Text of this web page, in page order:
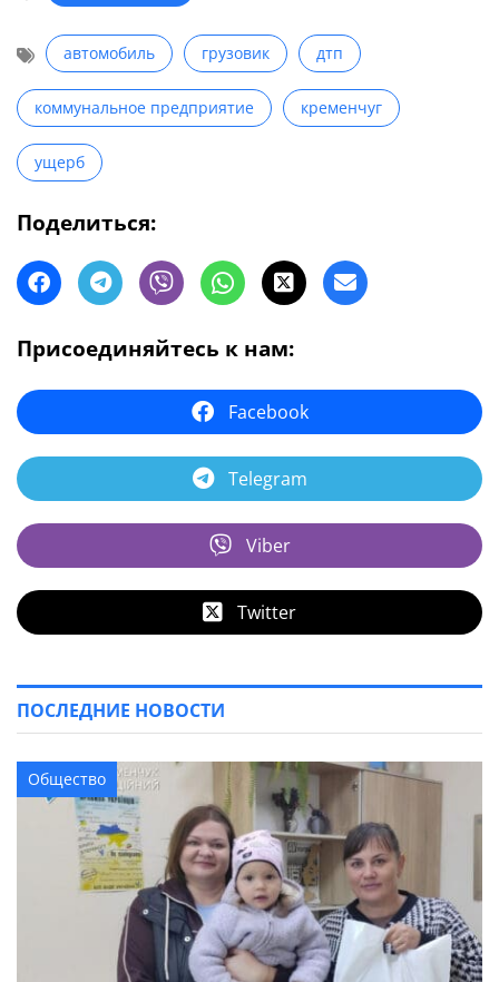
автомобиль грузовик дтп
коммунальное предприятие кременчуг
ущерб
Поделиться:
Присоединяйтесь к нам:
Facebook
Telegram
Viber
Twitter
ПОСЛЕДНИЕ НОВОСТИ
Общество